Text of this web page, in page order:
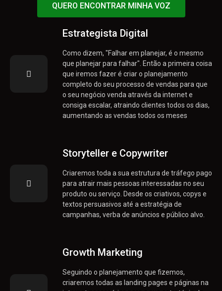
QUERO ENCONTRAR MINHA VOZ
Estrategista Digital
Como dizem, "Falhar em planejar, é o mesmo
que planejar para falhar". Então a primeira coisa
que iremos fazer é criar o planejamento
completo do seu processo de vendas para que
o seu negócio venda através da internet e
consiga escalar, atraindo clientes todos os dias,
aumentando as vendas todos os meses
Storyteller e Copywriter
Criaremos toda a sua estrutura de tráfego pago
para atrair mais pessoas interessadas no seu
produto ou serviço. Desde os criativos, copys e
textos persuasivos até a estratégia de
campanhas, verba de anúncios e público alvo.
Growth Marketing
Seguindo o planejamento que fizemos,
criaremos todas as landing pages e páginas na